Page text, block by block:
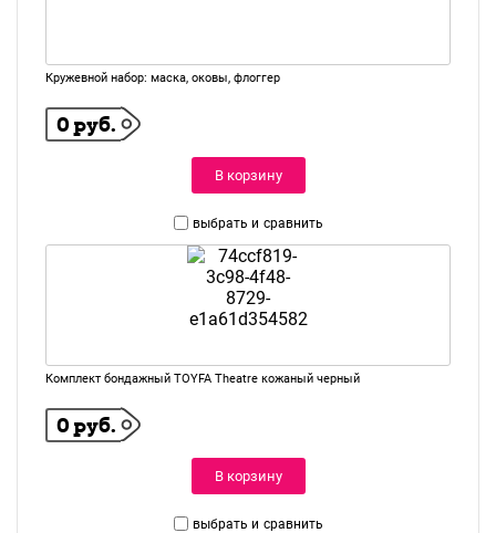
Кружевной набор: маска, оковы, флоггер
0 руб.
В корзину
выбрать и сравнить
Комплект бондажный TOYFA Theatre кожаный черный
0 руб.
В корзину
выбрать и сравнить